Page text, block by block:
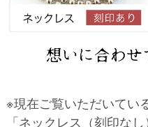
※現在ご覧いただいてい
「ネックレス（刻印な